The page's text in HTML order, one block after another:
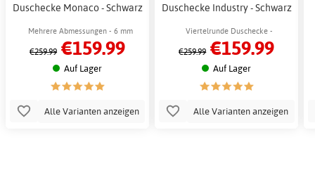
Duschecke Monaco - Schwarz
Mehrere Abmessungen - 6 mm
gehärtetes Glas
€259.99 €159.99
Auf Lager
Alle Varianten anzeigen
Duschecke Industry - Schwarz
Viertelrunde Duschecke -
Schiebetüren
€259.99 €159.99
Auf Lager
Alle Varianten anzeigen